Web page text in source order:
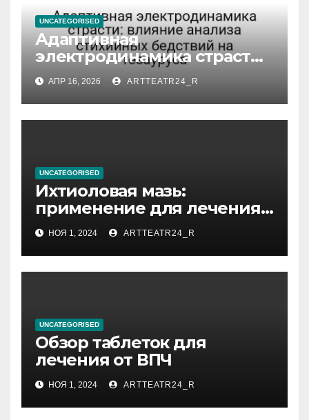
UNCATEGORISED
Адаптивная
электродинамика страсти:
влияние анализа
стихийных бедствий на
тезауруса
АПР 16, 2026 ARTTEATR24_R
UNCATEGORISED
Ихтиоловая мазь:
применение для лечения
фурункулов
НОЯ 1, 2024 ARTTEATR24_R
UNCATEGORISED
Обзор таблеток для
лечения от ВПЧ
НОЯ 1, 2024 ARTTEATR24_R